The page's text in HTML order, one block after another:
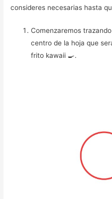
consideres necesarias hasta
Comenzaremos
centro de la hoja que
frito kawaii 🍳.